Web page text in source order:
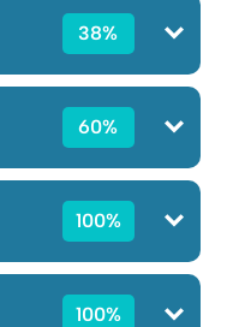
38%
60%
100%
100%